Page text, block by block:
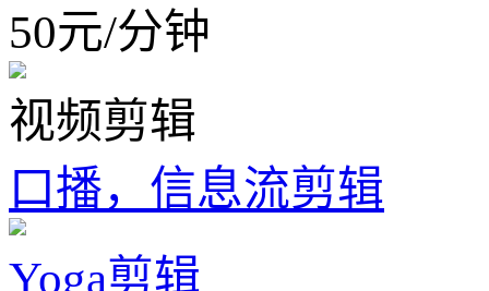
50元/分钟
视频剪辑
口播，信息流剪辑
Yoga剪辑